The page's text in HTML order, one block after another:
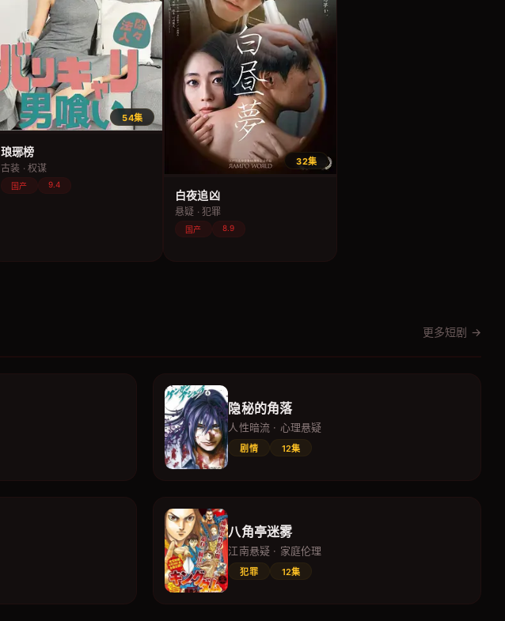
54集
琅琊榜
古装 · 权谋
国产 9.4
32集
白夜追凶
悬疑 · 犯罪
国产 8.9
更多短剧 →
隐秘的角落
人性暗流 · 心理悬疑
剧情 12集
八角亭迷雾
江南悬疑 · 家庭伦理
犯罪 12集